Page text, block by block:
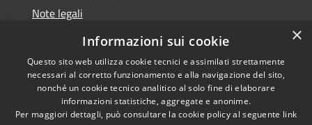
Note legali
Dichiarazione di accessibilità
Copyright © 2026 • Comune di
Costa Volpino • Powered by
×
Informazioni sui cookie
Questo sito web utilizza cookie tecnici e assimilati strettamente
necessari al corretto funzionamento e alla navigazione del sito,
nonché un cookie tecnico analitico al solo fine di elaborare
informazioni statistiche, aggregate e anonime.
Per maggiori dettagli, può consultare la cookie policy al seguente link